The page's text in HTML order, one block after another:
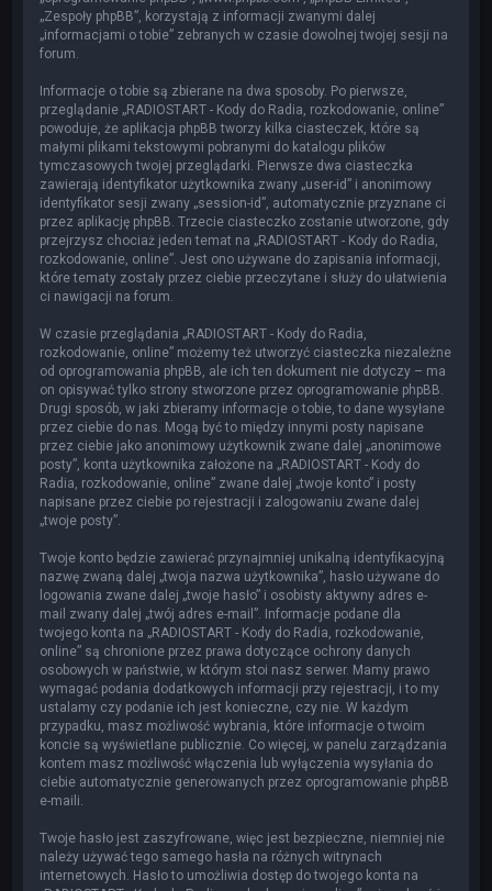
„Zespoły phpBB”, korzystają z informacji zwanymi dalej
„informacjami o tobie” zebranych w czasie dowolnej twojej sesji na
forum.
Informacje o tobie są zbierane na dwa sposoby. Po pierwsze,
przeglądanie „RADIOSTART - Kody do Radia, rozkodowanie, online”
powoduje, że aplikacja phpBB tworzy kilka ciasteczek, które są
małymi plikami tekstowymi pobranymi do katalogu plików
tymczasowych twojej przeglądarki. Pierwsze dwa ciasteczka
zawierają identyfikator użytkownika zwany „user-id” i anonimowy
identyfikator sesji zwany „session-id”, automatycznie przyznane ci
przez aplikację phpBB. Trzecie ciasteczko zostanie utworzone, gdy
przejrzysz chociaż jeden temat na „RADIOSTART - Kody do Radia,
rozkodowanie, online”. Jest ono używane do zapisania informacji,
które tematy zostały przez ciebie przeczytane i służy do ułatwienia
ci nawigacji na forum.
W czasie przeglądania „RADIOSTART - Kody do Radia,
rozkodowanie, online” możemy też utworzyć ciasteczka niezależne
od oprogramowania phpBB, ale ich ten dokument nie dotyczy – ma
on opisywać tylko strony stworzone przez oprogramowanie phpBB.
Drugi sposób, w jaki zbieramy informacje o tobie, to dane wysyłane
przez ciebie do nas. Mogą być to między innymi posty napisane
przez ciebie jako anonimowy użytkownik zwane dalej „anonimowe
posty”, konta użytkownika założone na „RADIOSTART - Kody do
Radia, rozkodowanie, online” zwane dalej „twoje konto” i posty
napisane przez ciebie po rejestracji i zalogowaniu zwane dalej
„twoje posty”.
Twoje konto będzie zawierać przynajmniej unikalną identyfikacyjną
nazwę zwaną dalej „twoja nazwa użytkownika”, hasło używane do
logowania zwane dalej „twoje hasło” i osobisty aktywny adres e-
mail zwany dalej „twój adres e-mail”. Informacje podane dla
twojego konta na „RADIOSTART - Kody do Radia, rozkodowanie,
online” są chronione przez prawa dotyczące ochrony danych
osobowych w państwie, w którym stoi nasz serwer. Mamy prawo
wymagać podania dodatkowych informacji przy rejestracji, i to my
ustalamy czy podanie ich jest konieczne, czy nie. W każdym
przypadku, masz możliwość wybrania, które informacje o twoim
koncie są wyświetlane publicznie. Co więcej, w panelu zarządzania
kontem masz możliwość włączenia lub wyłączenia wysyłania do
ciebie automatycznie generowanych przez oprogramowanie phpBB
e-maili.
Twoje hasło jest zaszyfrowane, więc jest bezpieczne, niemniej nie
należy używać tego samego hasła na różnych witrynach
internetowych. Hasło to umożliwia dostęp do twojego konta na